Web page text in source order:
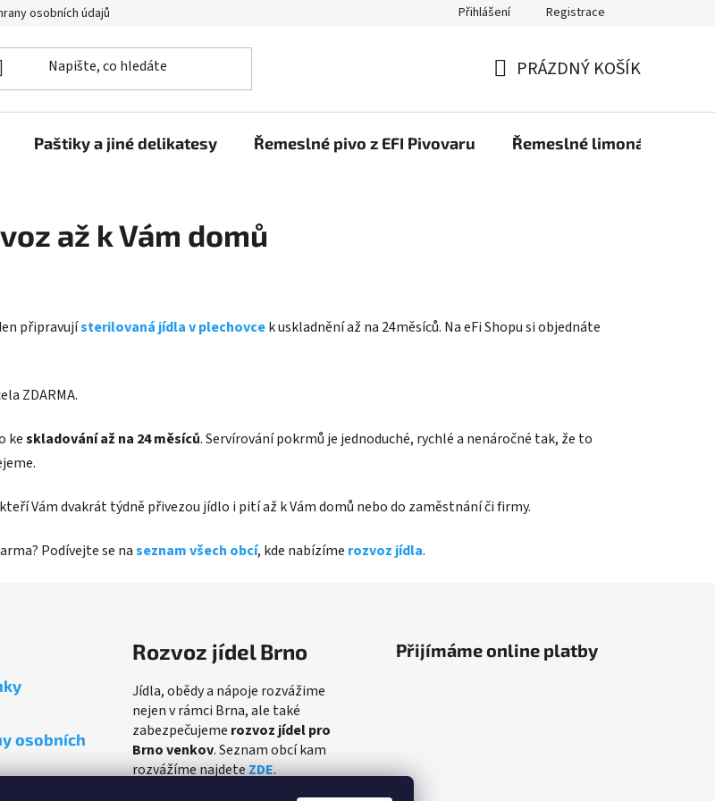
osobních údajů Přihlášení Registrace
KOŠÍK
PRÁZDNÝ KOŠÍK
Paštiky a jiné delikatesy Řemeslné pivo z EFI Pivovaru Řemeslné limonády z EFI
až k Vám domů
připravujísterilovaná jídla v plechovcek uskladnění až na 24měsíců. Na eFi Shopu si objednáte
ZDARMA.
keskladování až na 24 měsíců. Servírování pokrmů je jednoduché, rychlé a nenáročné tak, že to
Vám dvakrát týdně přivezou jídlo i pití až k Vám domů nebo do zaměstnání či firmy.
Podívejte se naseznam všech obcí, kde nabízíme rozvoz jídla.
osobních
Rozvoz jídel Brno
Jídla, obědy a nápoje rozvážime
nejen v rámci Brna, ale také
zabezpečujeme rozvoz jídel pro
Brno venkov. Seznam obcí kam
rozvážíme najdeteZDE.
Přijímáme online platby